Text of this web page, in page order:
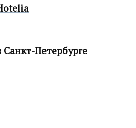
Петербурге